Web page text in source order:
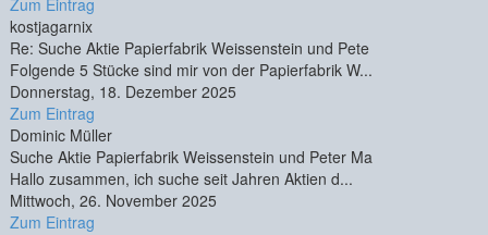
Zum Eintrag
kostjagarnix
Re: Suche Aktie Papierfabrik Weissenstein und Pete
Folgende 5 Stücke sind mir von der Papierfabrik W...
Donnerstag, 18. Dezember 2025
Zum Eintrag
Dominic Müller
Suche Aktie Papierfabrik Weissenstein und Peter Ma
Hallo zusammen, ich suche seit Jahren Aktien d...
Mittwoch, 26. November 2025
Zum Eintrag